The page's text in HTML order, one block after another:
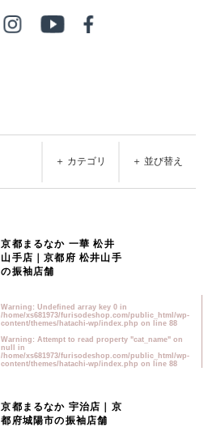
＋ カテゴリ ＋ 並び替え
京都まるなか 一華 松井
山手店｜京都府 松井山手
の振袖店舗
Warning : Undefined array key 0 in
/home/xs681973/furisodeshop.com/public_html/wp-
content/themes/hatachi-wp/index.php on line88
Warning : Attempt to read property "cat_name" on
null in
/home/xs681973/furisodeshop.com/public_html/wp-
content/themes/hatachi-wp/index.php on line88
京都まるなか 宇治店｜京
都府城陽市の振袖店舗